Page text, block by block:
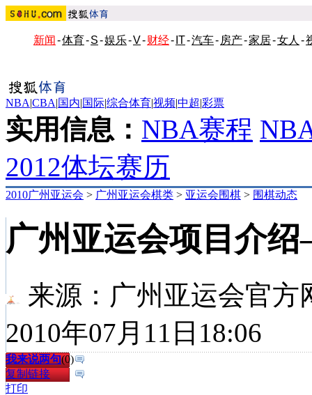
新闻 -体育-S-娱乐-V-财经- IT-汽车- 房产-家居-女人 -
NBA|CBA|国内|国际|综合体育|视频|中超|彩票
实用信息： NBA赛程
2012体坛赛历
2010广州亚运会 > 广州亚运会棋类 > 亚运会围棋 > 围棋动态
广州亚运会项目介
来源： 广州亚运会官方
2010年07月11日18:06
我来说两句(0)
复制链接
打印